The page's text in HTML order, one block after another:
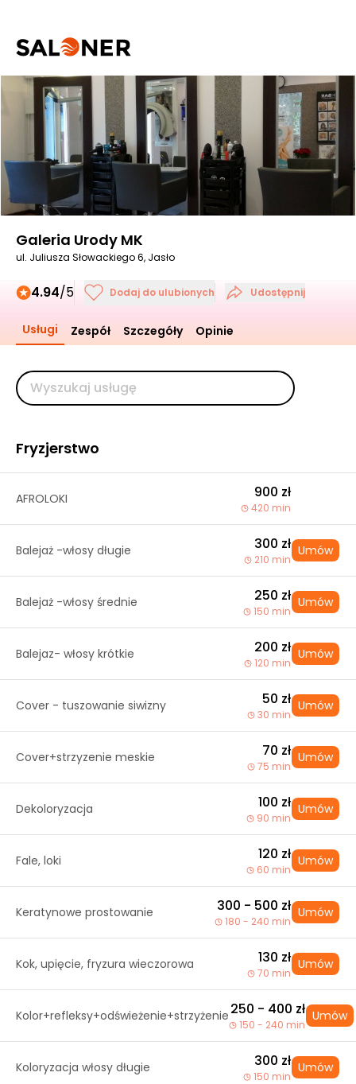
Galeria Urody MK
ul. Juliusza Słowackiego 6, Jasło
4.94/5 Dodaj do ulubionych Udostępnij
Usługi Zespół Szczegóły Opinie
Fryzjerstwo
AFROLOKI 900 zł
420 min
Balejaż -włosy długie 300 zł
210 min
Umów
Balejaż -włosy średnie 250 zł
150 min
Umów
Balejaz- włosy krótkie 200 zł
120 min
Umów
Cover - tuszowanie siwizny 50 zł
30 min
Umów
Cover+strzyzenie meskie 70 zł
75 min
Umów
Dekoloryzacja 100 zł
90 min
Umów
Fale, loki 120 zł
60 min
Umów
Keratynowe prostowanie 300 - 500 zł
180 - 240 min
Umów
Kok, upięcie, fryzura wieczorowa 130 zł
70 min
Umów
Kolor+refleksy+odświeżenie+strzyżenie 250 - 400 zł
150 - 240 min
Umów
Koloryzacja włosy długie 300 zł
150 min
Umów